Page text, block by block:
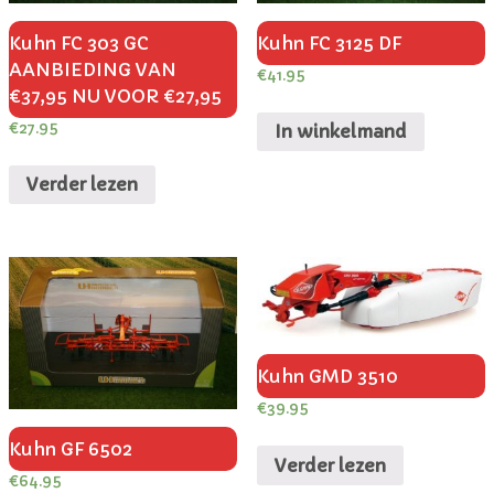
Kuhn FC 303 GC
AANBIEDING VAN
€37,95 NU VOOR €27,95
€27.95
Verder lezen
Kuhn FC 3125 DF
€41.95
In winkelmand
Kuhn GF 6502
€64.95
Kuhn GMD 3510
€39.95
Verder lezen